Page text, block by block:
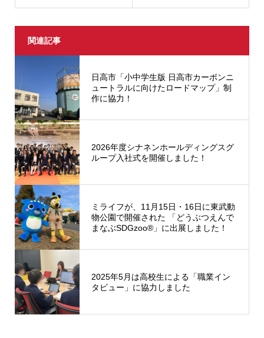
関連記事
日高市「小中学生版 日高市カーボンニ
ュートラルに向けたロードマップ」制
作に協力！
2026年度シナネンホールディングスグ
ループ入社式を開催しました！
ミライフが、11月15日・16日に東武動
物公園で開催された 「どうぶつえんで
まなぶSDGzoo®」に出展しました！
2025年5月は高校生による「職業イン
タビュー」に協力しました